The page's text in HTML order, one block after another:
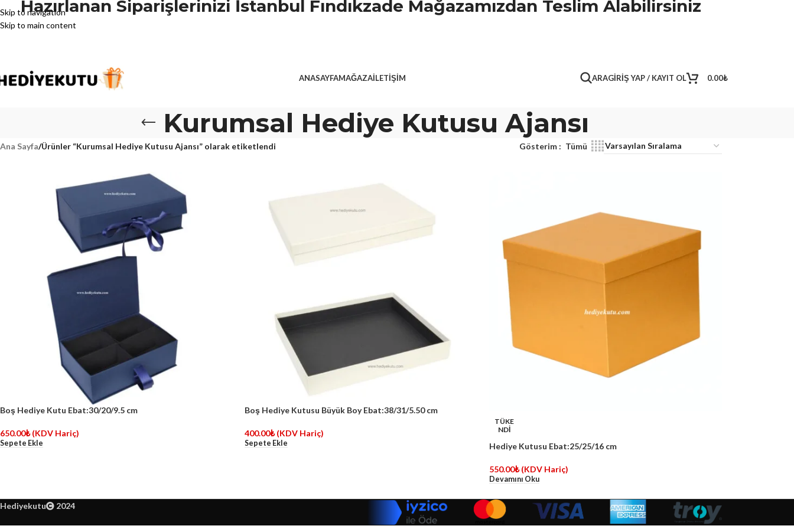
Skip to navigation
Skip to main content
Hazırlanan Siparişlerinizi İstanbul Fındıkzade Mağazamızdan Teslim Alabilirsiniz
ANASAYFAMAĞAZAİLETIŞIM ARAGIRIŞ YAP / KAYIT OL 0.00₺
Kurumsal Hediye Kutusu Ajansı
Ana Sayfa/Ürünler “Kurumsal Hediye Kutusu Ajansı” olarak etiketlendi Gösterim Tümü
Boş Hediye Kutu Ebat:30/20/9.5 cm
650.00₺ (KDV Hariç)
Sepete Ekle
Boş Hediye Kutusu Büyük Boy Ebat:38/31/5.50 cm
400.00₺ (KDV Hariç)
Sepete Ekle
TÜKE
NDİ
Hediye Kutusu Ebat:25/25/16 cm
550.00₺ (KDV Hariç)
Devamını Oku
Hediyekutu 2024